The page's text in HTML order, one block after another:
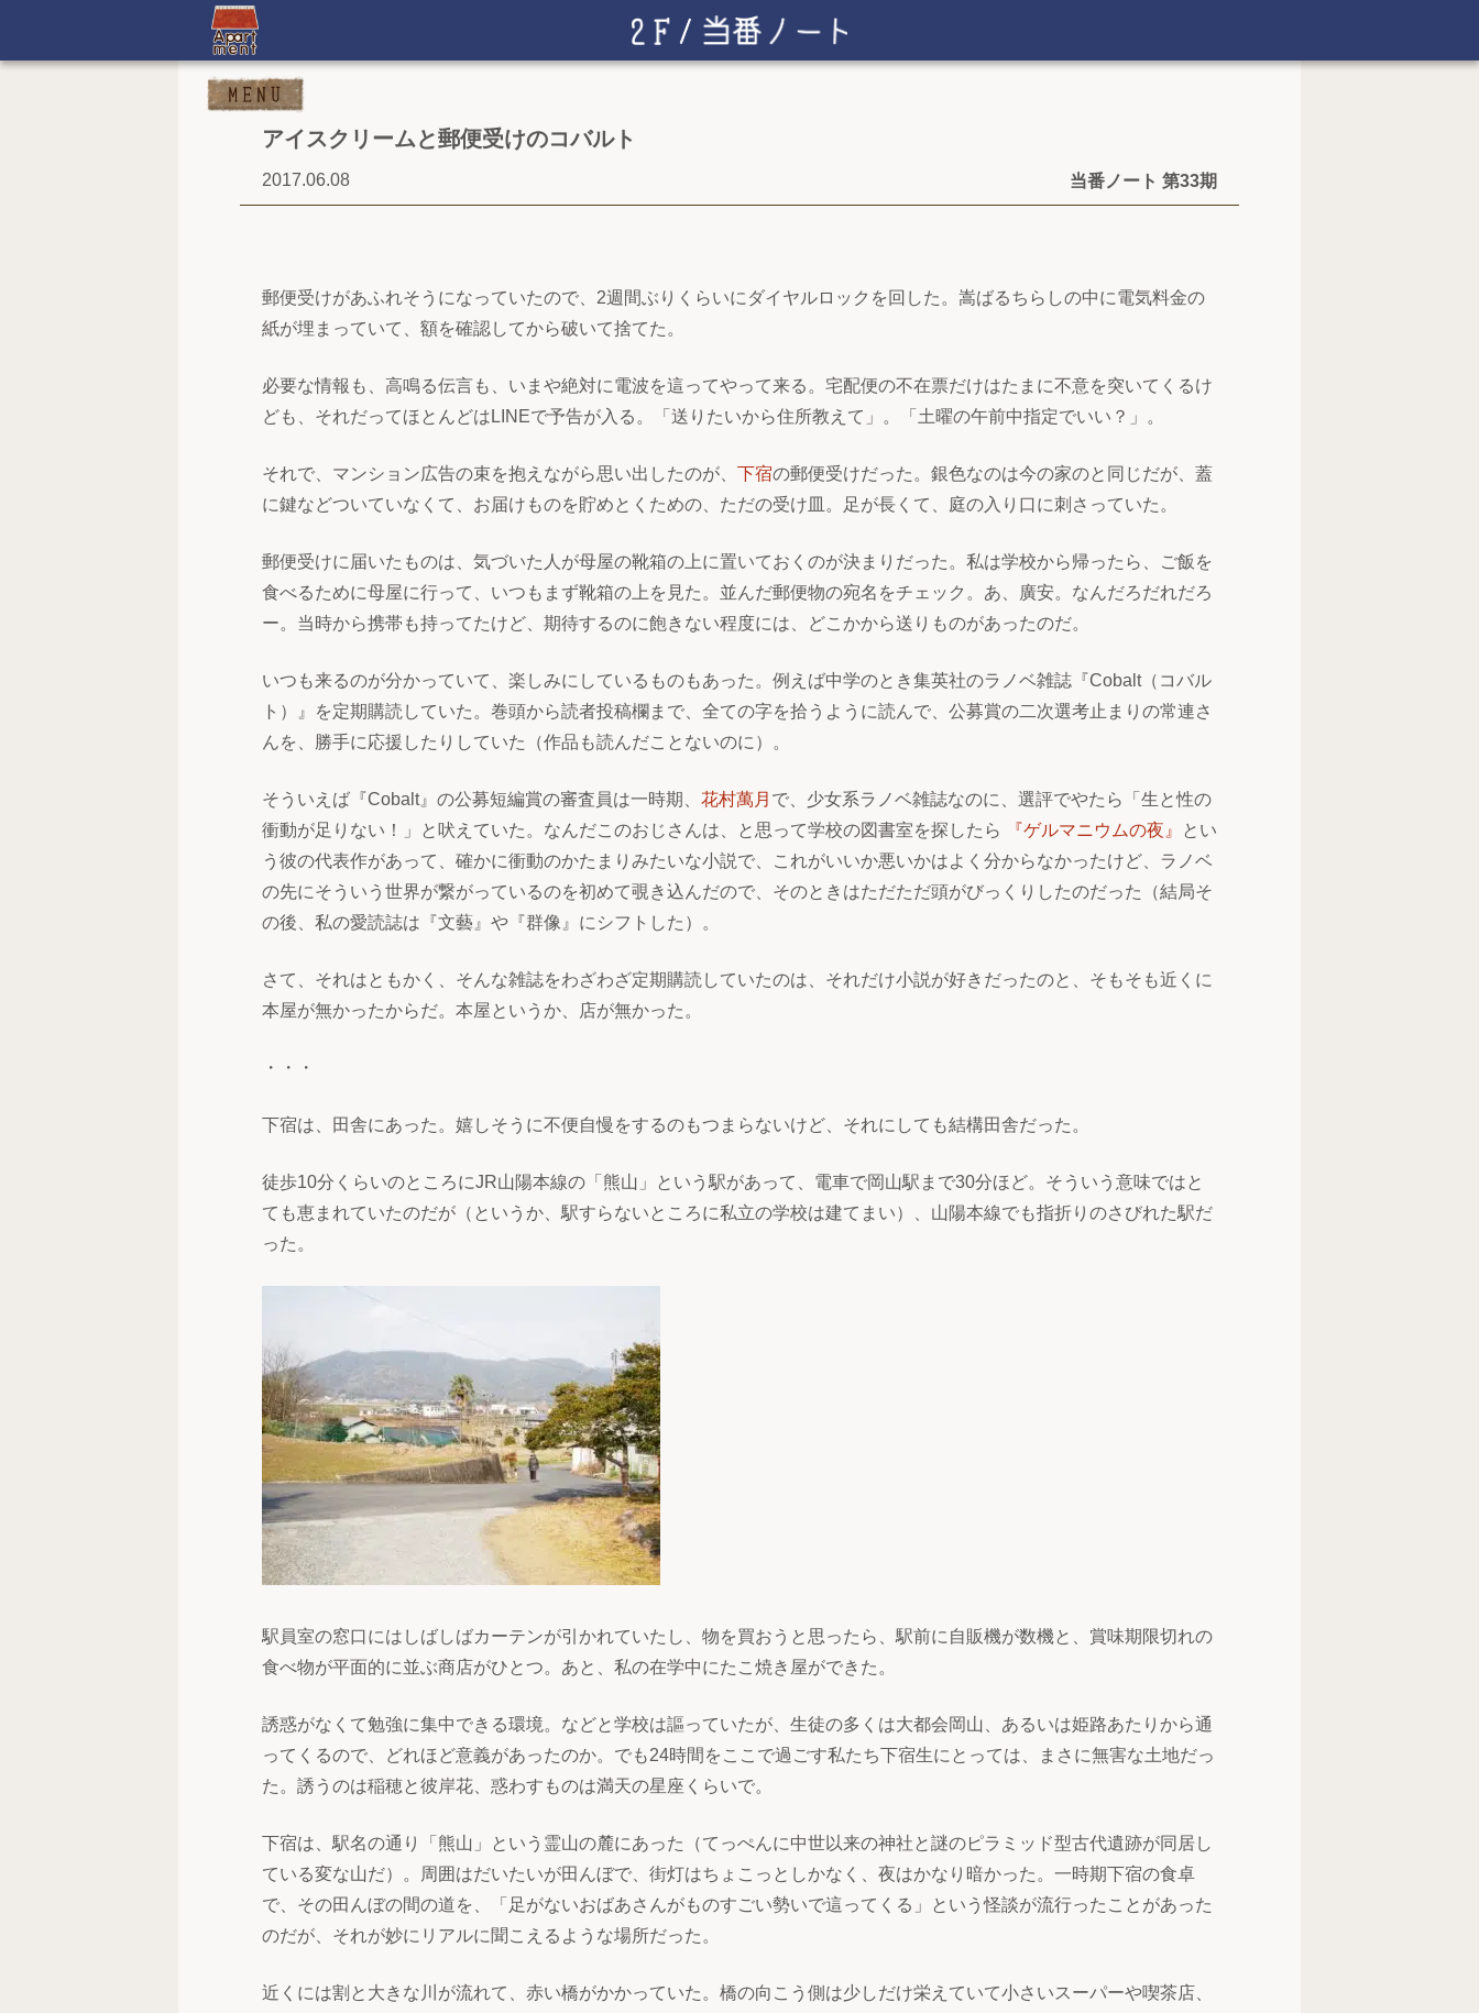
アイスクリームと郵便受けのコバルト
2017.06.08 当番ノート 第33期
郵便受けがあふれそうになっていたので、2週間ぶりくらいにダイヤルロックを回した。嵩ばるちらしの中に電気料金の
紙が埋まっていて、額を確認してから破いて捨てた。
必要な情報も、高鳴る伝言も、いまや絶対に電波を這ってやって来る。宅配便の不在票だけはたまに不意を突いてくるけ
ども、それだってほとんどはLINEで予告が入る。「送りたいから住所教えて」。「土曜の午前中指定でいい？」。
それで、マンション広告の束を抱えながら思い出したのが、 下宿の郵便受けだった。銀色なのは今の家のと同じだが、蓋
に鍵などついていなくて、お届けものを貯めとくための、ただの受け皿。足が長くて、庭の入り口に刺さっていた。
郵便受けに届いたものは、気づいた人が母屋の靴箱の上に置いておくのが決まりだった。私は学校から帰ったら、ご飯を
食べるために母屋に行って、いつもまず靴箱の上を見た。並んだ郵便物の宛名をチェック。あ、廣安。なんだろだれだろ
ー。当時から携帯も持ってたけど、期待するのに飽きない程度には、どこかから送りものがあったのだ。
いつも来るのが分かっていて、楽しみにしているものもあった。例えば中学のとき集英社のラノベ雑誌『Cobalt（コバル
ト）』を定期購読していた。巻頭から読者投稿欄まで、全ての字を拾うように読んで、公募賞の二次選考止まりの常連さ
んを、勝手に応援したりしていた（作品も読んだことないのに）。
そういえば『Cobalt』の公募短編賞の審査員は一時期、 花村萬月 で、少女系ラノベ雑誌なのに、選評でやたら「生と性の
衝動が足りない！」と吠えていた。なんだこのおじさんは、と思って学校の図書室を探したら
『ゲルマニウムの夜』
とい
う彼の代表作があって、確かに衝動のかたまりみたいな小説で、これがいいか悪いかはよく分からなかったけど、ラノベ
の先にそういう世界が繋がっているのを初めて覗き込んだので、そのときはただただ頭がびっくりしたのだった（結局そ
の後、私の愛読誌は『文藝』や『群像』にシフトした）。
さて、それはともかく、そんな雑誌をわざわざ定期購読していたのは、それだけ小説が好きだったのと、そもそも近くに
本屋が無かったからだ。本屋というか、店が無かった。
・・・
下宿は、田舎にあった。嬉しそうに不便自慢をするのもつまらないけど、それにしても結構田舎だった。
徒歩10分くらいのところにJR山陽本線の「熊山」という駅があって、電車で岡山駅まで30分ほど。そういう意味ではと
ても恵まれていたのだが（というか、駅すらないところに私立の学校は建てまい）、山陽本線でも指折りのさびれた駅だ
った。
駅員室の窓口にはしばしばカーテンが引かれていたし、物を買おうと思ったら、駅前に自販機が数機と、賞味期限切れの
食べ物が平面的に並ぶ商店がひとつ。あと、私の在学中にたこ焼き屋ができた。
誘惑がなくて勉強に集中できる環境。などと学校は謳っていたが、生徒の多くは大都会岡山、あるいは姫路あたりから通
ってくるので、どれほど意義があったのか。でも24時間をここで過ごす私たち下宿生にとっては、まさに無害な土地だっ
た。誘うのは稲穂と彼岸花、惑わすものは満天の星座くらいで。
下宿は、駅名の通り「熊山」という霊山の麓にあった（てっぺんに中世以来の神社と謎のピラミッド型古代遺跡が同居し
ている変な山だ）。周囲はだいたいが田んぼで、街灯はちょこっとしかなく、夜はかなり暗かった。一時期下宿の食卓
で、その田んぼの間の道を、「足がないおばあさんがものすごい勢いで這ってくる」という怪談が流行ったことがあった
のだが、それが妙にリアルに聞こえるような場所だった。
近くには割と大きな川が流れて、赤い橋がかかっていた。橋の向こう側は少しだけ栄えていて小さいスーパーや喫茶店、